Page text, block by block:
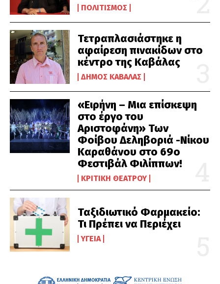
ΠΟΛΙΤΙΣΜΌΣ
Τετραπλασιάστηκε η
αφαίρεση πινακίδων στο
κέντρο της Καβάλας
ΔΉΜΟΣ ΚΑΒΆΛΑΣ
«Ειρήνη – Μια επίσκεψη
στο έργο του
Αριστοφάνη» Των
Φοίβου Δεληβοριά -Νίκου
Καραθάνου στο 69ο
Φεστιβάλ Φιλίππων!
ΚΡΙΤΙΚΉ ΘΕΆΤΡΟΥ
Ταξιδιωτικό Φαρμακείο:
Τι Πρέπει να Περιέχει
ΥΓΕΊΑ